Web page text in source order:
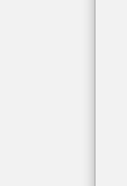
موريتانيا